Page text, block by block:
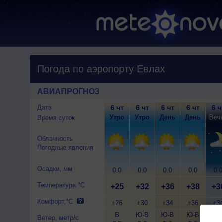
Погода по аэропорту Евлах
АВИАПРОГНОЗ
Дата
Время суток
Облачность
Погодные явления
Осадки, мм
Температура °C
Комфорт,°C
Ветер, метр/с
6 чт
Утро
0.0
+25
+26
В
6 чт
Утро
0.0
+32
+30
Ю-В
6 чт
День
0.0
+36
+34
Ю-В
6 чт
День
0.0
+38
+36
Ю-В
6
0.0